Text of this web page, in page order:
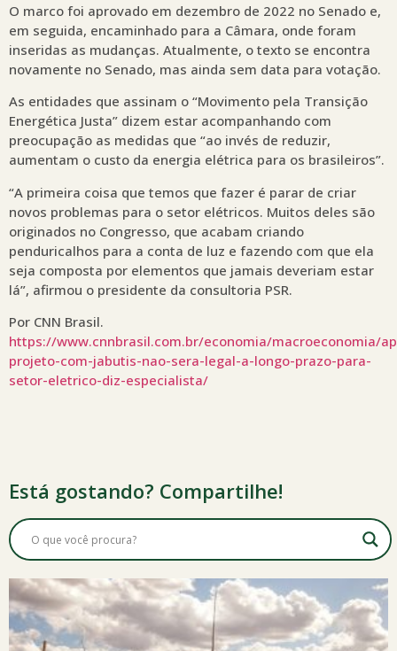
O marco foi aprovado em dezembro de 2022 no Senado e,
em seguida, encaminhado para a Câmara, onde foram
inseridas as mudanças. Atualmente, o texto se encontra
novamente no Senado, mas ainda sem data para votação.
As entidades que assinam o “Movimento pela Transição
Energética Justa” dizem estar acompanhando com
preocupação as medidas que “ao invés de reduzir,
aumentam o custo da energia elétrica para os brasileiros”.
“A primeira coisa que temos que fazer é parar de criar
novos problemas para o setor elétricos. Muitos deles são
originados no Congresso, que acabam criando
penduricalhos para a conta de luz e fazendo com que ela
seja composta por elementos que jamais deveriam estar
lá”, afirmou o presidente da consultoria PSR.
Por CNN Brasil.
https://www.cnnbrasil.com.br/economia/macroeconomia/
projeto-com-jabutis-nao-sera-legal-a-longo-prazo-para-
setor-eletrico-diz-especialista/
Está gostando? Compartilhe!